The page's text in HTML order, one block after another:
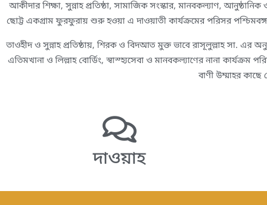
আকীদার শিক্ষা, সুন্নাহ প্রতিষ্ঠা, সামাজিক সংস্কার, মানবকল্যাণ,
ছোট্ট একগ্রাম ফুরফুরায় শুরু হওয়া এ দাওয়াতী কার্যক্রমের পরিসর
তাওহীদ ও সুন্নাহ প্রতিষ্ঠায়, শিরক ও বিদআত মুক্ত ভাবে রাসূলুল্লাহ সা. এর
এতিমখানা ও লিল্লাহ বোর্ডিং, স্বাস্হ্যসেবা ও মানবকল্যাণের নানা
বাণী উম্মাহর
দাওয়াহ